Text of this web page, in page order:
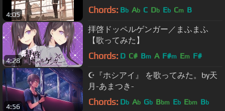
4:05 Chords: Bb Ab C Db Eb Cm B
4:28
拝啓ドッペルゲンガー／まふまふ
【歌ってみた】
Chords: D C# Bm A F#m Em F#
4:56
☪『ホシアイ』 を歌ってみた。by天
月-あまつき-
Chords: Db Ab Gb Bbm Eb Ebm Bb